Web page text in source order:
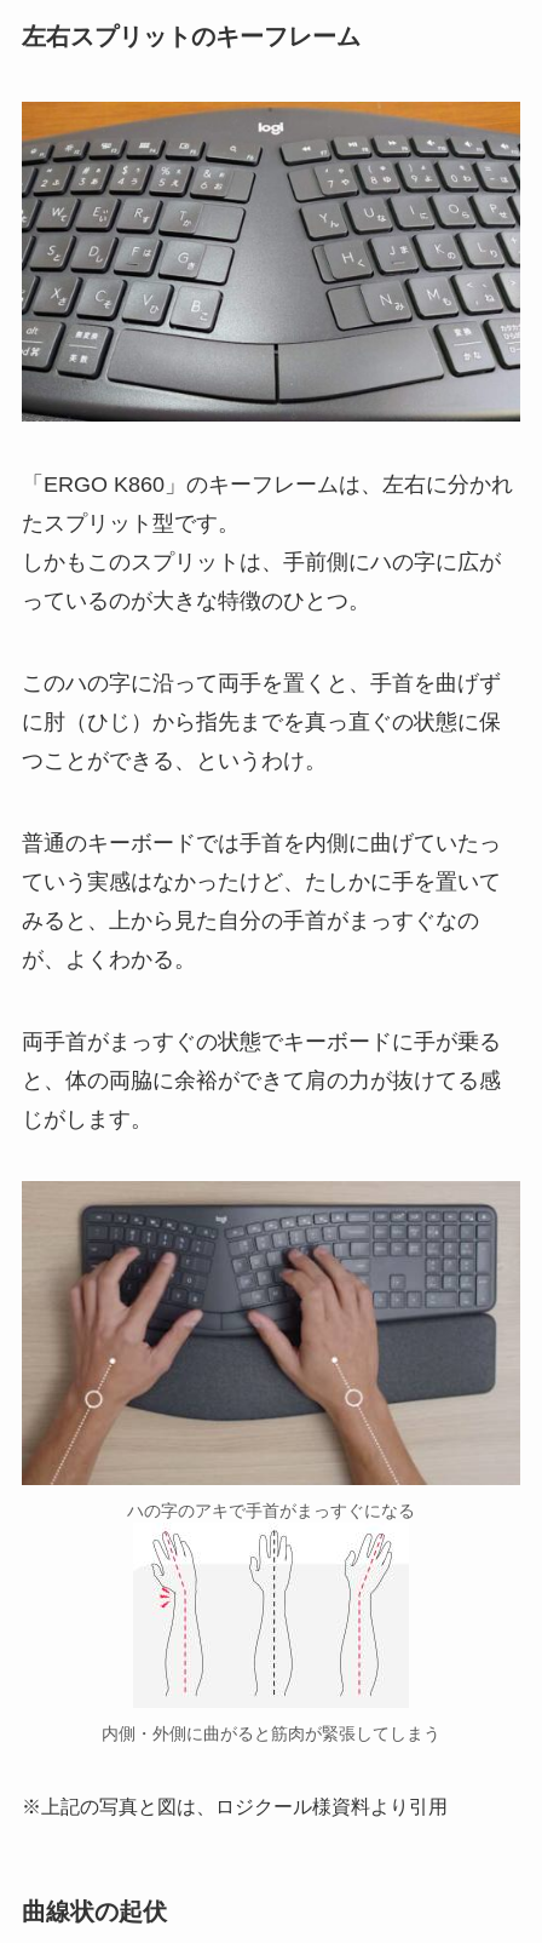
左右スプリットのキーフレーム
「ERGO K860」のキーフレームは、左右に分かれ
たスプリット型です。
しかもこのスプリットは、手前側にハの字に広が
っているのが大きな特徴のひとつ。
このハの字に沿って両手を置くと、手首を曲げず
に肘（ひじ）から指先までを真っ直ぐの状態に保
つことができる、というわけ。
普通のキーボードでは手首を内側に曲げていたっ
ていう実感はなかったけど、たしかに手を置いて
みると、上から見た自分の手首がまっすぐなの
が、よくわかる。
両手首がまっすぐの状態でキーボードに手が乗る
と、体の両脇に余裕ができて肩の力が抜けてる感
じがします。
ハの字のアキで手首がまっすぐになる
内側・外側に曲がると筋肉が緊張してしまう
※上記の写真と図は、ロジクール様資料より引用
曲線状の起伏